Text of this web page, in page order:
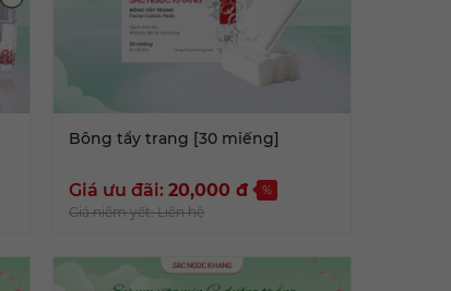
Bông tẩy trang [30 miếng]
Giá ưu đãi: 20,000 đ %
Giá niêm yết: Liên hệ